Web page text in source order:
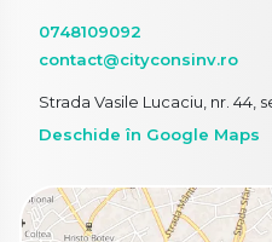
0748109092
contact@cityconsinv.ro
Strada Vasile Lucaciu, nr. 44,
Deschide în Google Maps